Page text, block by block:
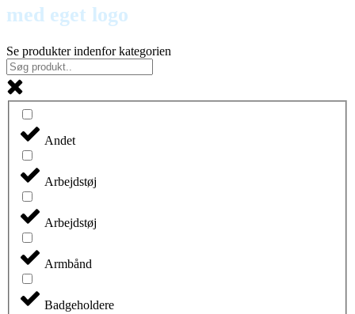
med eget logo
Se produkter indenfor kategorien
Andet
Arbejdstøj
Arbejdstøj
Armbånd
Badgeholdere